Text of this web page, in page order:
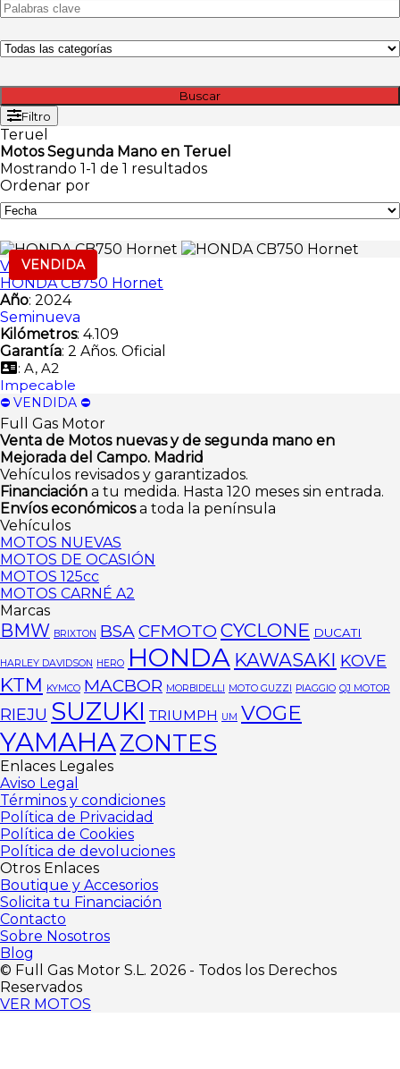
Buscar
Filtro
Teruel
Motos Segunda Mano en Teruel
Mostrando 1-1 de 1 resultados
Ordenar por
VENDIDA
Vendida
HONDA CB750 Hornet
Año: 2024
Seminueva
Kilómetros: 4.109
Garantía: 2 Años. Oficial
: A, A2
Impecable
⛔️ VENDIDA ⛔️
Full Gas Motor
Venta de Motos nuevas y de segunda mano en
Mejorada del Campo. Madrid
Vehículos revisados y garantizados.
Financiación a tu medida. Hasta 120 meses sin entrada.
Envíos económicosa toda la península
Vehículos
MOTOS NUEVAS
MOTOS DE OCASIÓN
MOTOS 125cc
MOTOS CARNÉ A2
Marcas
BMW BRIXTON BSACFMOTO CYCLONE DUCATI
HARLEY DAVIDSON HERO HONDA KAWASAKI KOVE
KTM KYMCO MACBOR MORBIDELLI MOTO GUZZI PIAGGIO QJ MOTOR
RIEJU SUZUKI TRIUMPH UM VOGE
YAMAHAZONTES
Enlaces Legales
Aviso Legal
Términos y condiciones
Política de Privacidad
Política de Cookies
Política de devoluciones
Otros Enlaces
Boutique y Accesorios
Solicita tu Financiación
Contacto
Sobre Nosotros
Blog
©️ Full Gas Motor S.L. 2026 - Todos los Derechos
Reservados
VER MOTOS